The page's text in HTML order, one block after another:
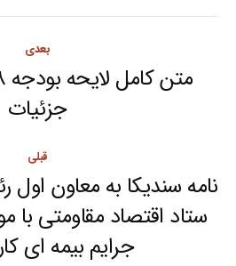
navigation
قبلی
post:
نامه سندیکا به معاون
ستاد اقتصاد مقاومتی
جرایم بیمه ای
بعدی
Next
post:
جزئیات